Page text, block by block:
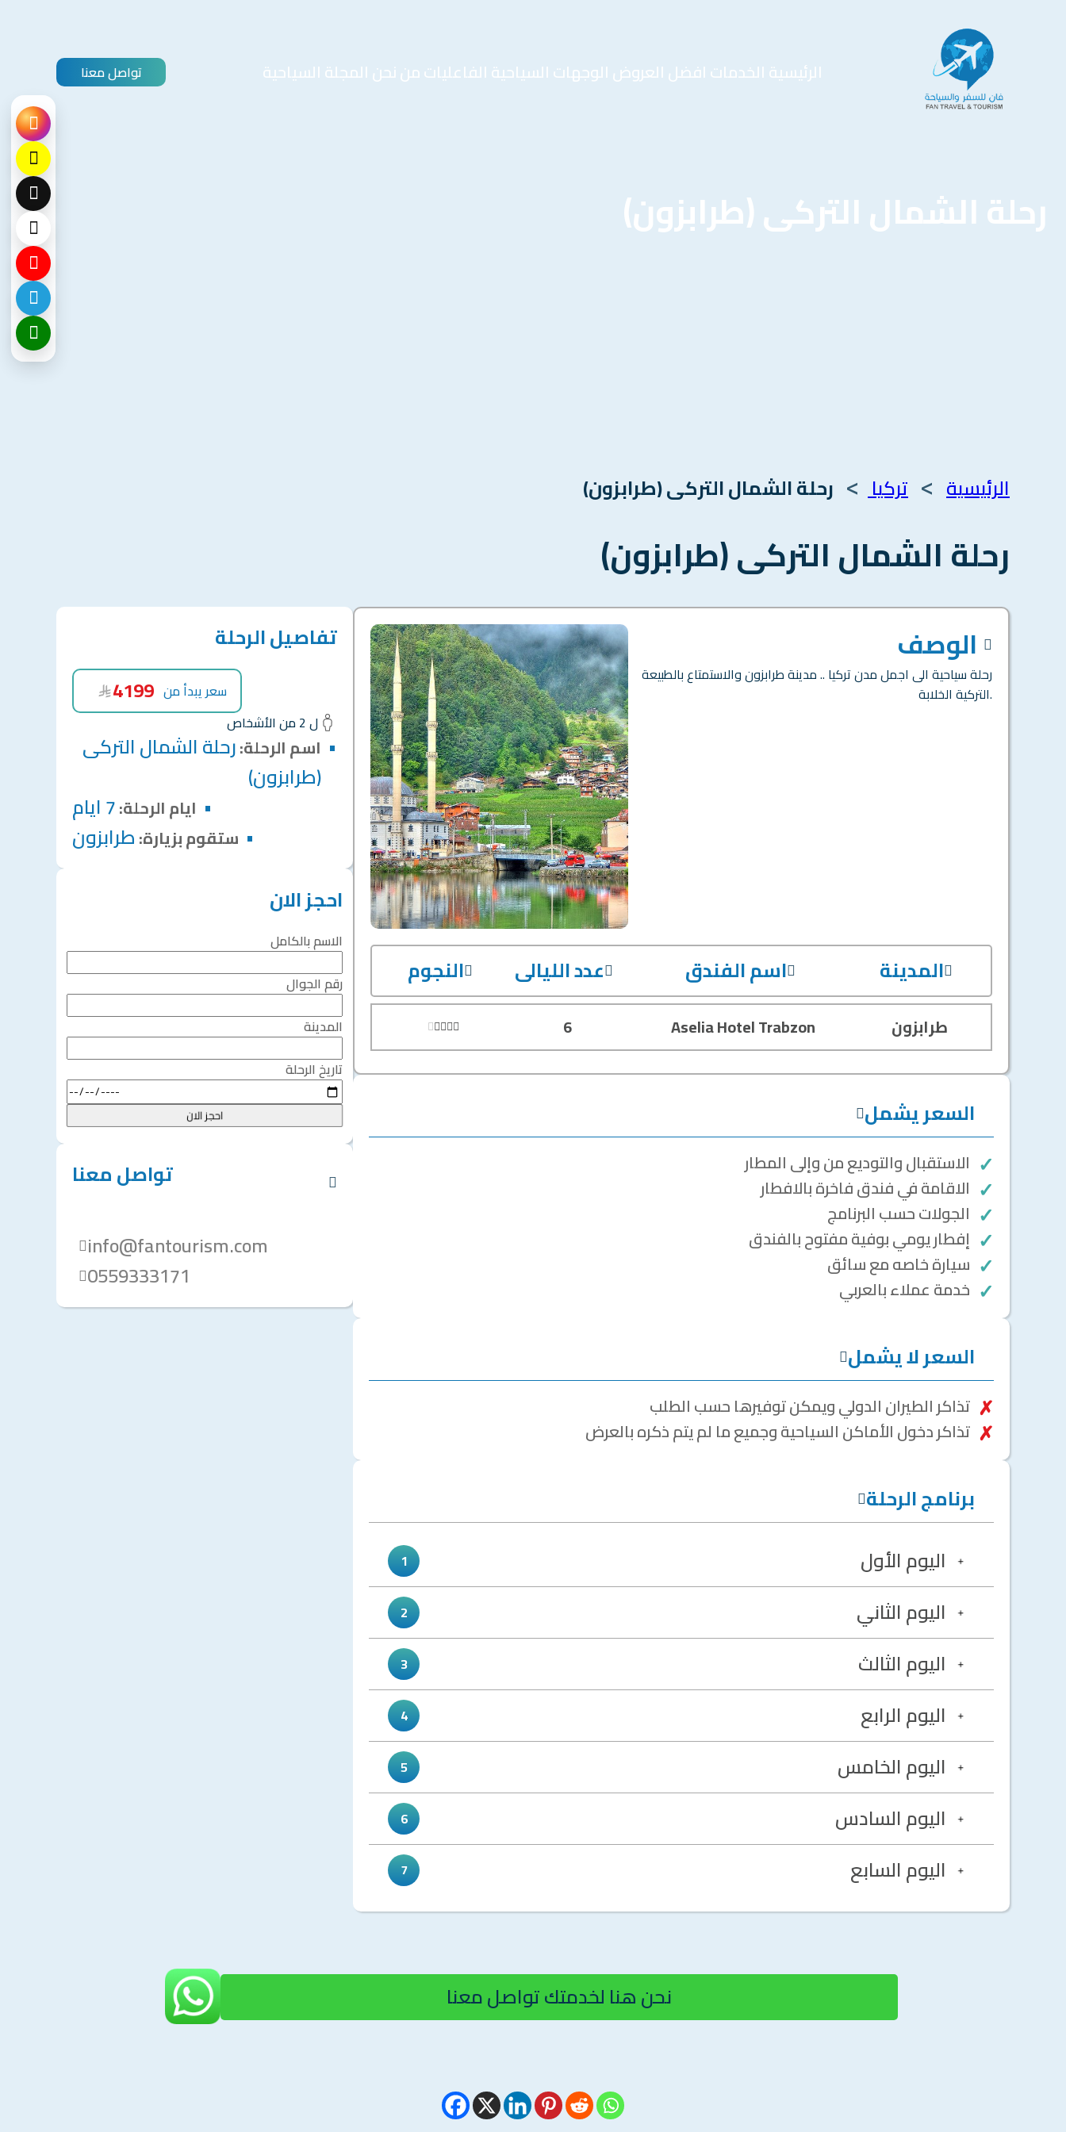
الرئيسيةالخدماتافضل العروضالوجهات السياحيةالفاعلياتمن نحنالمجلة السياحية تواصل معنا
رحلة الشمال التركى (طرابزون)
الرئيسية > تركيا > رحلة الشمال التركى (طرابزون)
رحلة الشمال التركى (طرابزون)
تفاصيل الرحلة
4199 سعر يبدأ من
ل 2 من الأشخاص
اسم الرحلة:رحلة الشمال التركى
(طرابزون)
ايام الرحلة:7 ايام
ستقوم بزيارة:طرابزون
احجز الان
الاسم بالكامل
رقم الجوال
المدينة
تاريخ الرحلة
احجز الان
تواصل معنا
info@fantourism.com
0559333171
الوصف
رحلة سياحية الى اجمل مدن تركيا .. مدينة طرابزون والاستمتاع بالطبيعة
التركية الخلابة.
المدينة اسم الفندق عدد الليالى النجوم
طرابزون Aselia Hotel Trabzon
6
السعر يشمل
الاستقبال والتوديع من وإلى المطار
الاقامة في فندق فاخرة بالافطار
الجولات حسب البرنامج
إفطار يومي بوفية مفتوح بالفندق
سيارة خاصه مع سائق
خدمة عملاء بالعربي
السعر لا يشمل
تذاكر الطيران الدولي ويمكن توفيرها حسب الطلب
تذاكر دخول الأماكن السياحية وجميع ما لم يتم ذكره بالعرض
برنامج الرحلة
1 اليوم الأول
2 اليوم الثاني
3 اليوم الثالث
4 اليوم الرابع
5 اليوم الخامس
6 اليوم السادس
7 اليوم السابع
نحن هنا لخدمتك تواصل معنا